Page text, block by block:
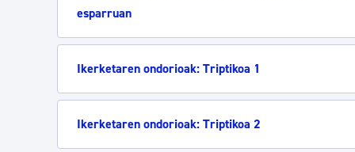
esparruan
Ikerketaren ondorioak: Triptikoa 1
Ikerketaren ondorioak: Triptikoa 2